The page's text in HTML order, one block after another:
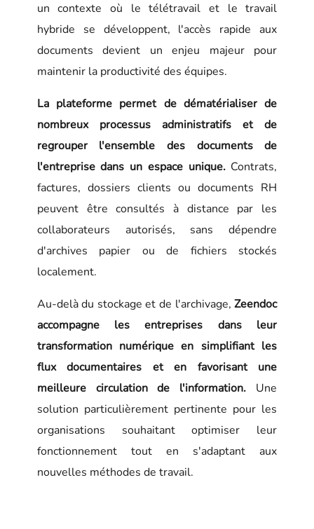
un contexte où le télétravail et le travail
hybride se développent, l'accès rapide aux
documents devient un enjeu majeur pour
maintenir la productivité des équipes.
La plateforme permet de dématérialiser de
nombreux processus administratifs et de
regrouper l'ensemble des documents de
l'entreprise dans un espace unique.Contrats,
factures, dossiers clients ou documents RH
peuvent être consultés à distance par les
collaborateurs autorisés, sans dépendre
d'archives papier ou de fichiers stockés
localement.
Au-delà du stockage et de l'archivage,Zeendoc
accompagne les entreprises dans leur
transformation numérique en simplifiant les
flux documentaires et en favorisant une
meilleure circulation de l'information. Une
solution particulièrement pertinente pour les
organisations souhaitant optimiser leur
fonctionnement tout en s'adaptant aux
nouvelles méthodes de travail.